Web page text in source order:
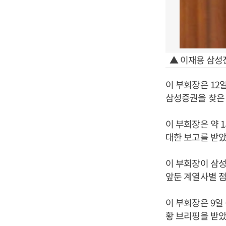
▲ 이재용 삼성
이 부회장은 12
삼성증권을 찾
이 부회장은 약
대한 보고를 받
이 부회장이 삼
앞둔 계열사별
이 부회장은 9
황 브리핑을 받